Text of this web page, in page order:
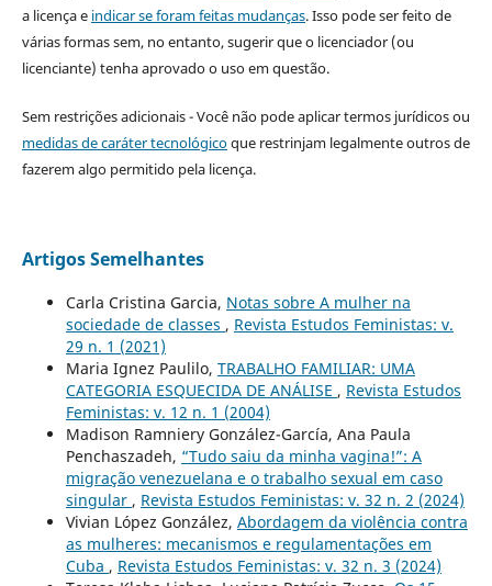
a licença e indicar se foram feitas mudanças. Isso pode ser feito de
várias formas sem, no entanto, sugerir que o licenciador (ou
licenciante) tenha aprovado o uso em questão.
Sem restrições adicionais - Você não pode aplicar termos jurídicos ou
medidas de caráter tecnológicoque restrinjam legalmente outros de
fazerem algo permitido pela licença.
Artigos Semelhantes
Carla Cristina Garcia, Notas sobre A mulher na
sociedade de classes , Revista Estudos Feministas: v.
29 n. 1 (2021)
Maria Ignez Paulilo, TRABALHO FAMILIAR: UMA
CATEGORIA ESQUECIDA DE ANÁLISE , Revista Estudos
Feministas: v. 12 n. 1 (2004)
Madison Ramniery González-García, Ana Paula
Penchaszadeh, “Tudo saiu da minha vagina!”: A
migração venezuelana e o trabalho sexual em caso
singular , Revista Estudos Feministas: v. 32 n. 2 (2024)
Vivian López González, Abordagem da violência contra
as mulheres: mecanismos e regulamentações em
Cuba , Revista Estudos Feministas: v. 32 n. 3 (2024)